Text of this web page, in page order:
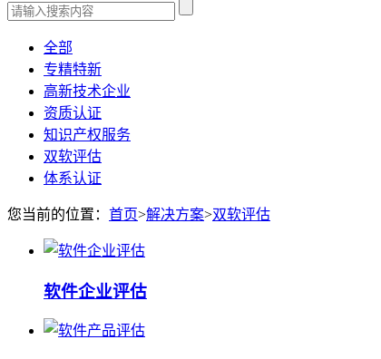
全部
专精特新
高新技术企业
资质认证
知识产权服务
双软评估
体系认证
您当前的位置： 首页>解决方案>双软评估
软件企业评估